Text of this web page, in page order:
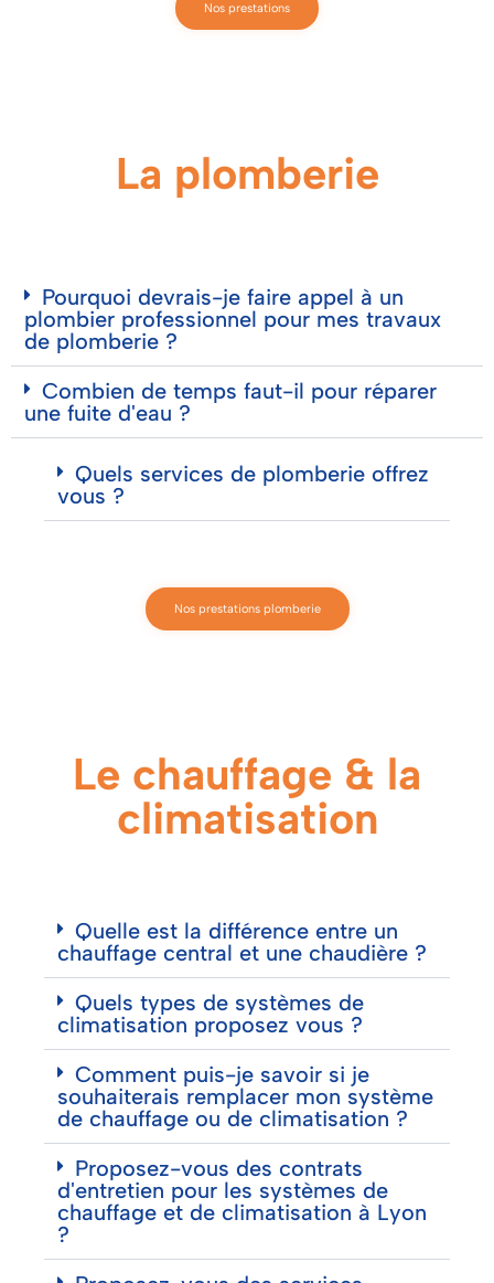
Nos prestations
La plomberie
Pourquoi devrais-je faire appel à un
plombier professionnel pour mes travaux
de plomberie ?
Combien de temps faut-il pour réparer
une fuite d'eau ?
Quels services de plomberie offrez
vous ?
Nos prestations plomberie
Le chauffage & la
climatisation
Quelle est la différence entre un
chauffage central et une chaudière ?
Quels types de systèmes de
climatisation proposez vous ?
Comment puis-je savoir si je
souhaiterais remplacer mon système
de chauffage ou de climatisation ?
Proposez-vous des contrats
d'entretien pour les systèmes de
chauffage et de climatisation à Lyon
?